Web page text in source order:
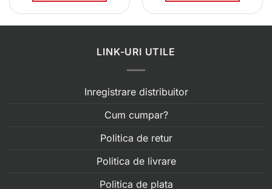
LINK-URI UTILE
Inregistrare distribuitor
Cum cumpar?
Politica de retur
Politica de livrare
Politica de plata